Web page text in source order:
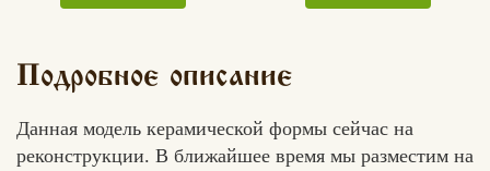
Подробное описание
Данная модель керамической формы сейчас на
реконструкции. В ближайшее время мы разместим на